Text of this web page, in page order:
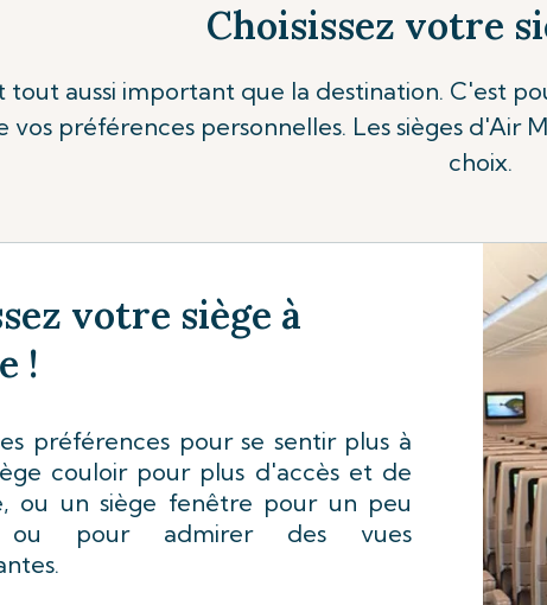
Choisissez votre
tout aussi important que la destination. C'est
vos préférences personnelles. Les sièges
choix.
votre siège à
!
préférences pour se sentir plus à
couloir pour plus d'accès et de
ou un siège fenêtre pour un peu
ou pour admirer des vues